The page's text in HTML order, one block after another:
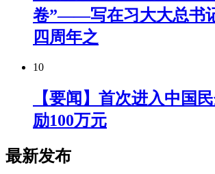
卷”——写在习大大总书
四周年之
10
【要闻】首次进入中国
励100万元
最新发布